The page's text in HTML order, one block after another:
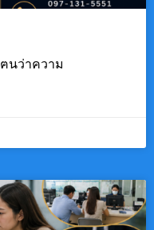
นว่าความ